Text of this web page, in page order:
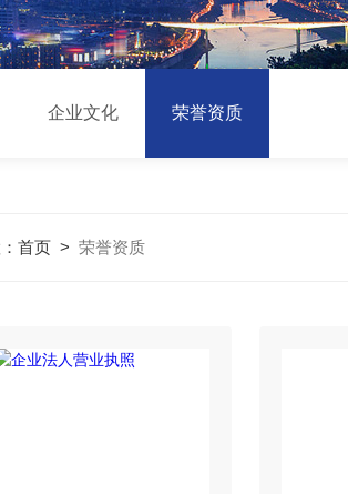
企业文化 荣誉资质
首页> 荣誉资质